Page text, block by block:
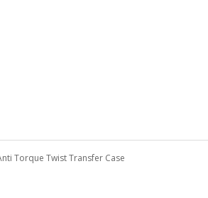
Torque Twist Transfer Case